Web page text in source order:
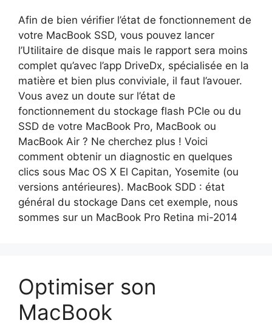
Afin de bien vérifier l’état de fonctionnement de
votre MacBook SSD, vous pouvez lancer
l’Utilitaire de disque mais le rapport sera moins
complet qu’avec l’app DriveDx, spécialisée en la
matière et bien plus conviviale, il faut l’avouer.
Vous avez un doute sur l’état de
fonctionnement du stockage flash PCIe ou du
SSD de votre MacBook Pro, MacBook ou
MacBook Air ? Ne cherchez plus ! Voici
comment obtenir un diagnostic en quelques
clics sous Mac OS X El Capitan, Yosemite (ou
versions antérieures). MacBook SDD : état
général du stockage Dans cet exemple, nous
sommes sur un MacBook Pro Retina mi-2014
Optimiser son
MacBook